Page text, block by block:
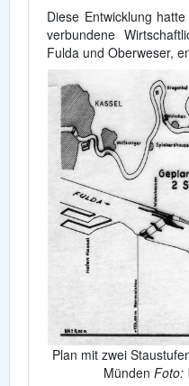
Diese Entwicklung
verbundene
Fulda und Oberweser,
Plan mit zwei
Münden Foto: